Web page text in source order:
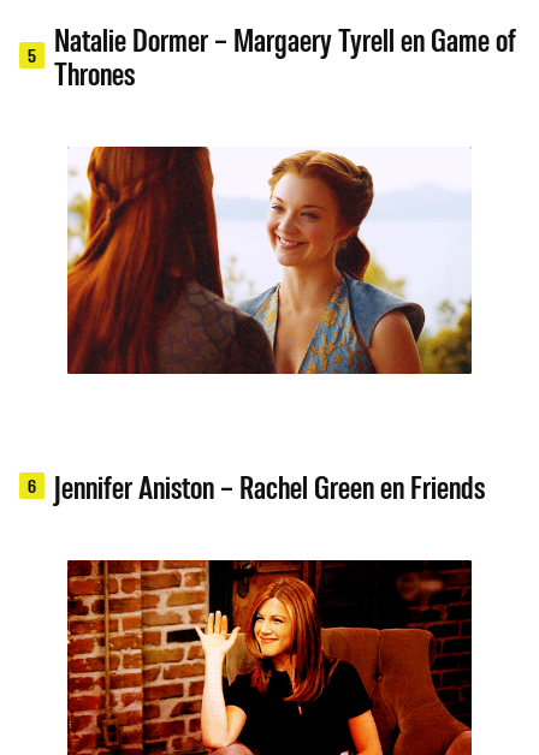
5
Natalie Dormer – Margaery Tyrell en Game of
Thrones
6 Jennifer Aniston – Rachel Green en Friends